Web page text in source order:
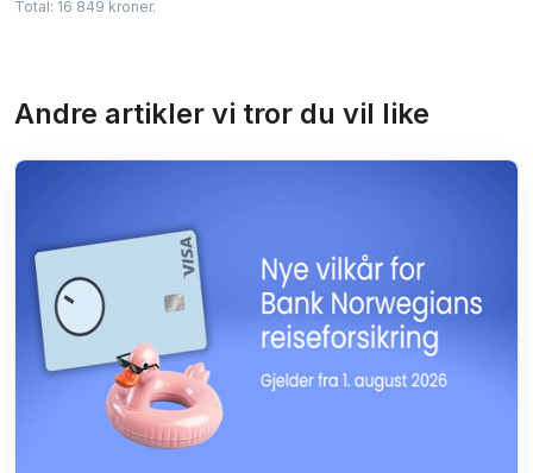
Total: 16 849 kroner.
Andre artikler vi tror du vil like